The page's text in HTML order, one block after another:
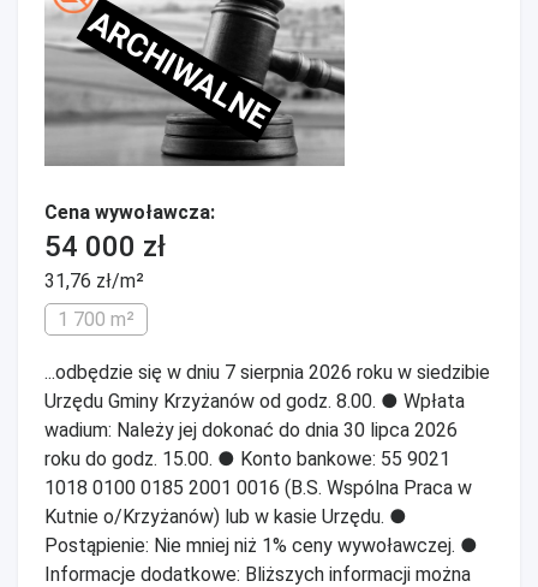
ARCHIWALNE
Cena wywoławcza:
54 000 zł
31,76 zł/m²
1 700 m²
...odbędzie się w dniu 7 sierpnia 2026 roku w siedzibie
Urzędu Gminy Krzyżanów od godz. 8.00. ● Wpłata
wadium: Należy jej dokonać do dnia 30 lipca 2026
roku do godz. 15.00. ● Konto bankowe: 55 9021
1018 0100 0185 2001 0016 (B.S. Wspólna Praca w
Kutnie o/Krzyżanów) lub w kasie Urzędu. ●
Postąpienie: Nie mniej niż 1% ceny wywoławczej. ●
Informacje dodatkowe: Bliższych informacji można